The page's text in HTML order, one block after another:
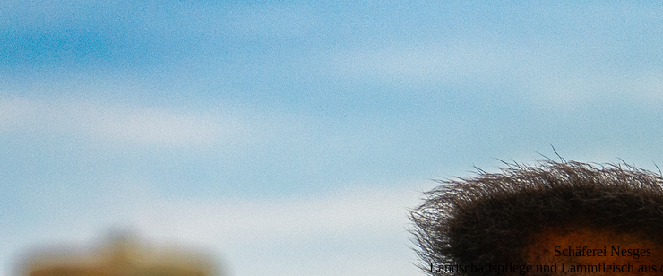
Schäferei Nesges
Landschaftspflege und Lammfleisch aus